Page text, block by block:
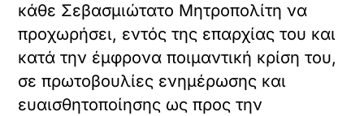
κάθε Σεβασμιώτατο Μητροπολίτη να
προχωρήσει, εντός της επαρχίας του και
κατά την έμφρονα ποιμαντική κρίση του,
σε πρωτοβουλίες ενημέρωσης και
ευαισθητοποίησης ως προς την